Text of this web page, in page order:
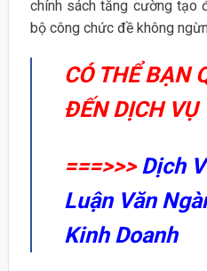
chính sách tăng cường tạo
bộ công chức đề không
CÓ THỂ BẠN
ĐẾN DỊCH VỤ
===>>> Dịch
Luận Văn
Kinh Doanh